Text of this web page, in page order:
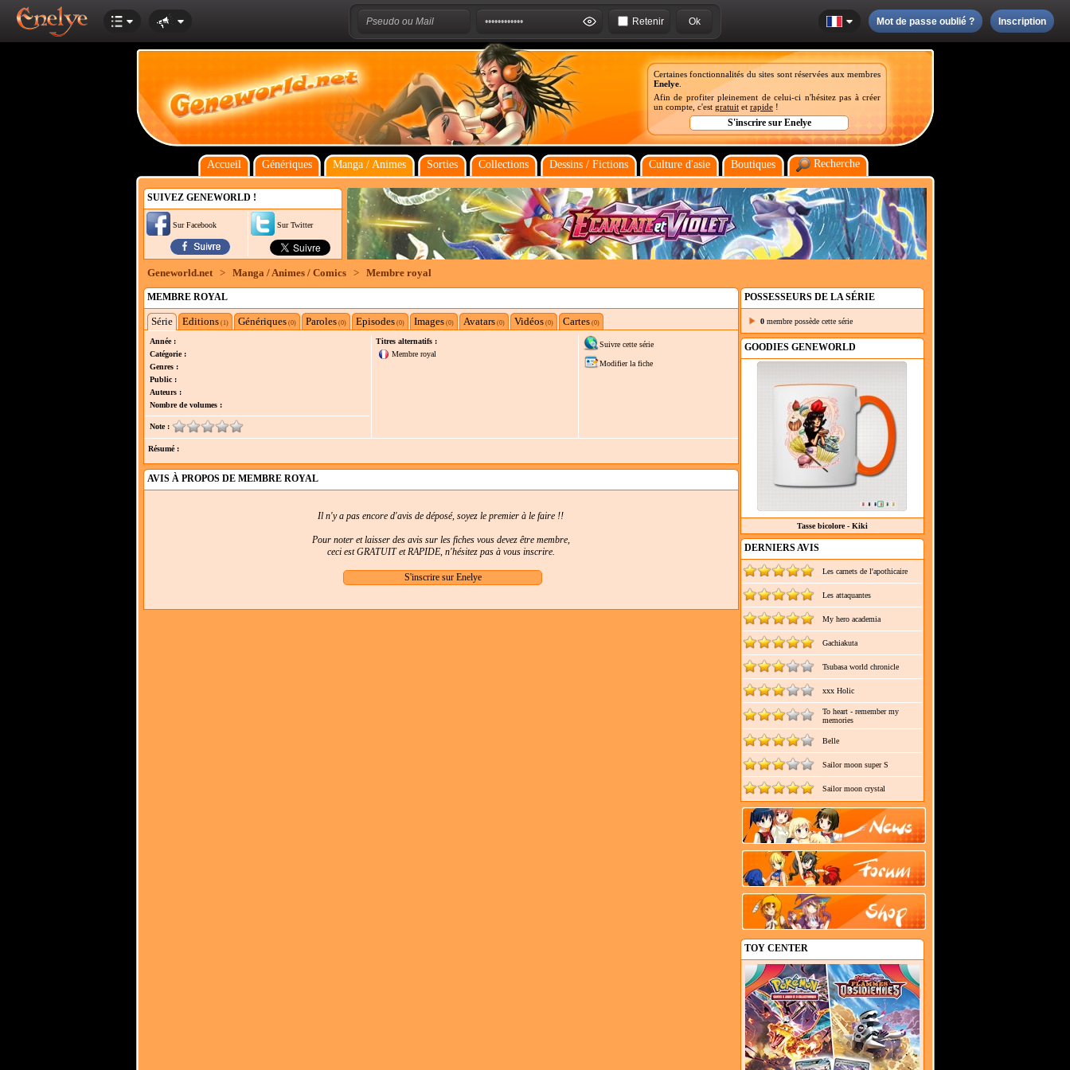
Retenir Mot de passe oublié ? Inscription
Certaines fonctionnalités du sites sont réservées aux membres
Enelye
Afin de profiter pleinement de celui-ci n'hésitez pas à créer
un compte, c'est gratuit et rapide !
Accueil Génériques Manga / Animes Sorties Collections Dessins / Fictions Culture d'asie Boutiques Recherche
SUIVEZ GENEWORLD !
Sur Facebook Sur Twitter
Geneworld.net > Manga / Animes / Comics > Membre royal
MEMBRE ROYAL
Série Editions(1) Génériques(0) Paroles(0) Episodes(0) Images(0) Avatars(0) Vidéos(0) Cartes(0)
Année :
Catégorie :
Genres :
Public :
Auteurs :
Nombre de volumes :
Note :
Titres alternatifs :
Membre royal
Suivre cette série
Modifier la fiche
Résumé :
AVIS À PROPOS DE MEMBRE ROYAL
Il n'y a pas encore d'avis de déposé, soyez le premier à le faire !!
Pour noter et laisser des avis sur les fiches vous devez être membre,
ceci est GRATUIT et RAPIDE, n'hésitez pas à vous inscrire.
POSSESSEURS DE LA SÉRIE
0 membre possède cette série
GOODIES GENEWORLD
Tasse bicolore - Kiki
DERNIERS AVIS
Les carnets de l'apothicaire
Les attaquantes
My hero academia
Gachiakuta
Tsubasa world chronicle
xxx Holic
To heart - remember my
memories
Belle
Sailor moon super S
Sailor moon crystal
TOY CENTER